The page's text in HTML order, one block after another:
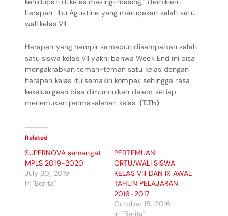
harapan Ibu Agustine yang merupakan salah satu
wali kelas VII.
Harapan yang hampir samapun disampaikan salah
satu siswa kelas VII yakni bahwa Week End ini bisa
mengakrabkan teman-teman satu kelas dengan
harapan kelas itu semakin kompak sehingga rasa
kekeluargaan bisa dimunculkan dalam setiap
menemukan permasalahan kelas. (T.Th)
Related
SUPERNOVA semangat
MPLS 2019-2020
July 30, 2019
In "Berita"
PERTEMUAN
ORTU/WALI SISWA
KELAS VIII DAN IX AWAL
TAHUN PELAJARAN
2016-2017
October 15, 2016
In "Berita"